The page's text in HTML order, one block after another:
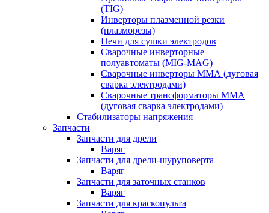
(TIG)
Инверторы плазменной резки
(плазморезы)
Печи для сушки электродов
Сварочные инверторные
полуавтоматы (MIG-MAG)
Сварочные инверторы ММА (дуговая
сварка электродами)
Сварочные трансформаторы ММА
(дуговая сварка электродами)
Стабилизаторы напряжения
Запчасти
Запчасти для дрели
Варяг
Запчасти для дрели-шуруповерта
Варяг
Запчасти для заточных станков
Варяг
Запчасти для краскопульта